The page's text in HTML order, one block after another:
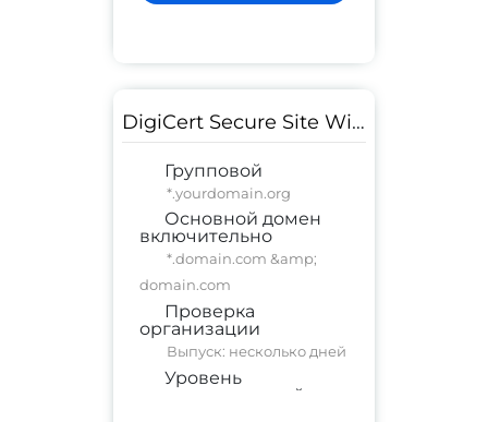
DigiCert Secure Site Wildcard
Групповой
*.yourdomain.org
Основной домен
включительно
*.domain.com &amp;
domain.com
Проверка
организации
Выпуск: несколько дней
Уровень
высокий